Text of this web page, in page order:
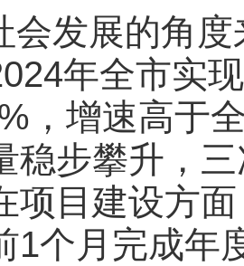
会发展的角
年全市实
，增速高于
稳步攀升，
项目建设方
1个月完成年